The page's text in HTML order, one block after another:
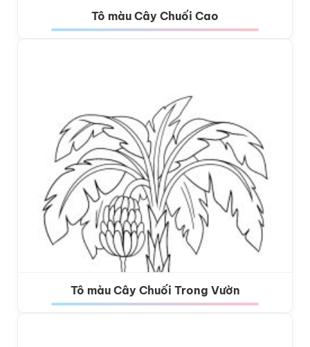
Tô màu Cây Chuối Cao
Tô màu Cây Chuối Trong Vườn